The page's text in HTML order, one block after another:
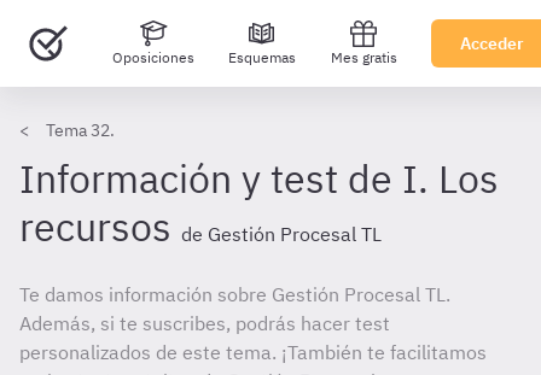
Oposiciones Esquemas Mes gratis
Acceder
Tema 32.
Información y test de I. Los
recursos de Gestión Procesal TL
Te damos información sobre Gestión Procesal TL.
Además, si te suscribes, podrás hacer test
personalizados de este tema. ¡También te facilitamos